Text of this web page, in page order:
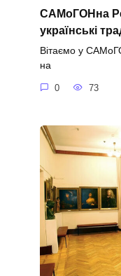
САМоГОНна
українські
Вітаємо у
на
0 73